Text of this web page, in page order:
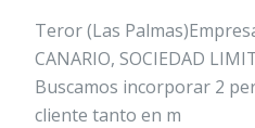
Teror (Las
CANARIO, SOCIEDAD
Buscamos incorporar 2
cliente tanto en m